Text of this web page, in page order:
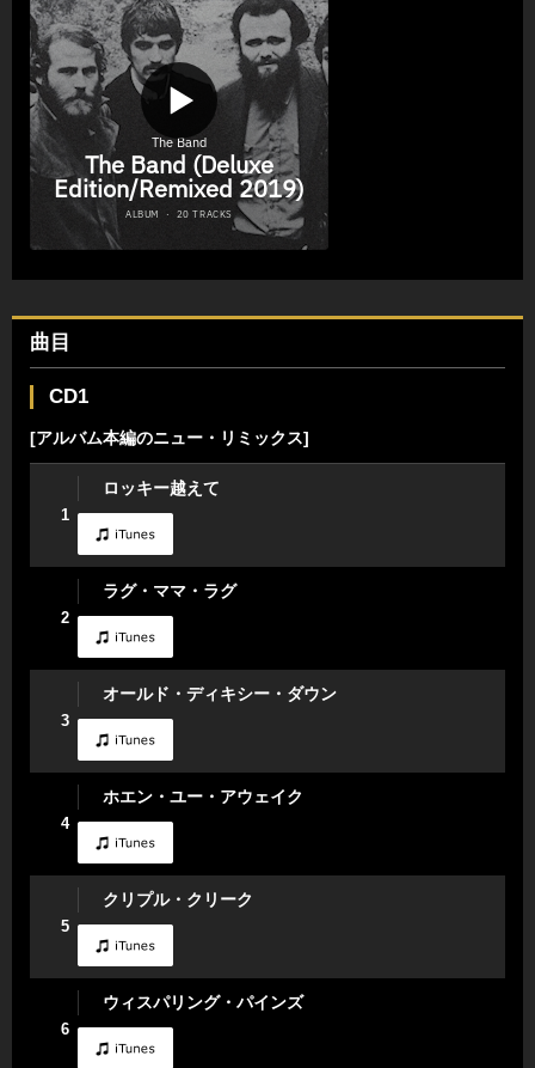
曲目
CD1
[アルバム本編のニュー・リミックス]
1
ロッキー越えて
2
ラグ・ママ・ラグ
3
オールド・ディキシー・ダウン
4
ホエン・ユー・アウェイク
5
クリプル・クリーク
6
ウィスパリング・パインズ